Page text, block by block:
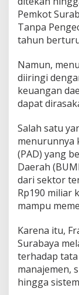
Pemkot
Tanpa
tahun
Namun,
diiringi
keuangan
dapat
Salah satu
menurunnya
(PAD) yang
Daerah
dari sektor
Rp190 miliar
mampu
Karena itu,
Surabaya
terhadap
manajemen,
hingga